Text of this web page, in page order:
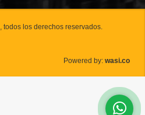
, todos los derechos reservados.
Powered by: wasi.co